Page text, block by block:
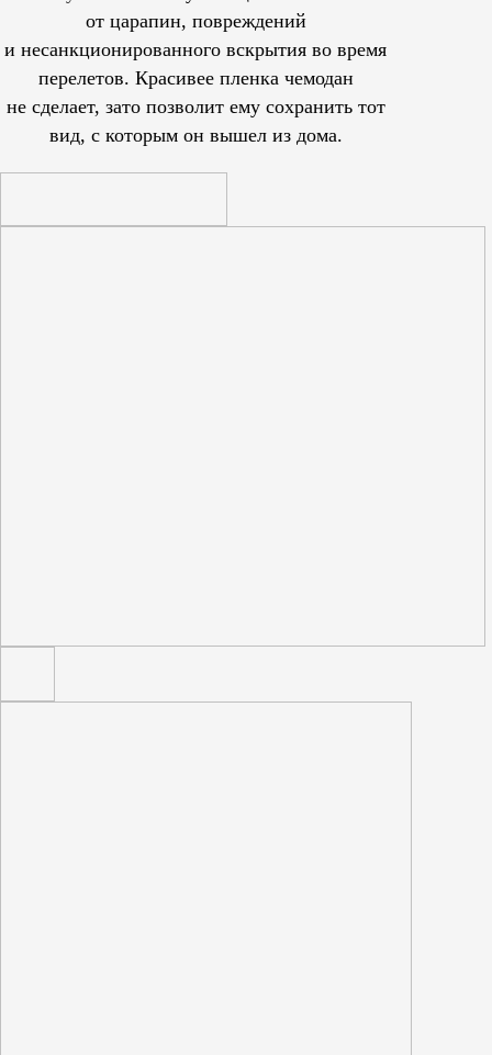
от царапин, повреждений
и несанкционированного вскрытия во время
перелетов. Красивее пленка чемодан
не сделает, зато позволит ему сохранить тот
вид, с которым он вышел из дома.